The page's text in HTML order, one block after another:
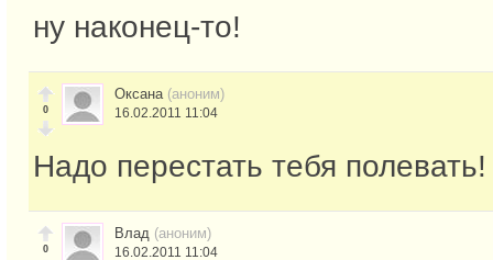
ну наконец-то!
0
Оксана (аноним)
16.02.2011 11:04
Надо перестать тебя полевать!
0
Влад (аноним)
16.02.2011 11:04